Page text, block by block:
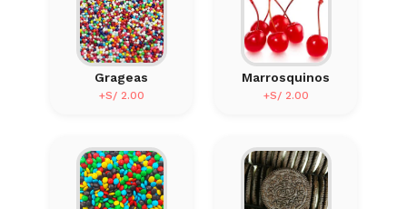
Grageas
+S/ 2.00
Marrosquinos
+S/ 2.00